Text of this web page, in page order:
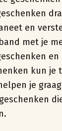
en
met je
en
kun je
je